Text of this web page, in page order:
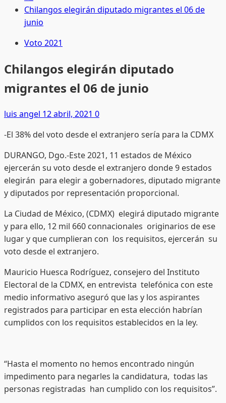
Chilangos elegirán diputado migrantes el 06 de
junio
Voto 2021
Chilangos elegirán diputado
migrantes el 06 de junio
luis angel 12 abril, 2021 0
-El 38% del voto desde el extranjero sería para la CDMX
DURANGO, Dgo.-Este 2021, 11 estados de México
ejercerán su voto desde el extranjero donde 9 estados
elegirán para elegir a gobernadores, diputado migrante
y diputados por representación proporcional.
La Ciudad de México, (CDMX) elegirá diputado migrante
y para ello, 12 mil 660 connacionales originarios de ese
lugar y que cumplieran con los requisitos, ejercerán su
voto desde el extranjero.
Mauricio Huesca Rodríguez, consejero del Instituto
Electoral de la CDMX, en entrevista telefónica con este
medio informativo aseguró que las y los aspirantes
registrados para participar en esta elección habrían
cumplidos con los requisitos establecidos en la ley.
“Hasta el momento no hemos encontrado ningún
impedimento para negarles la candidatura, todas las
personas registradas han cumplido con los requisitos”.